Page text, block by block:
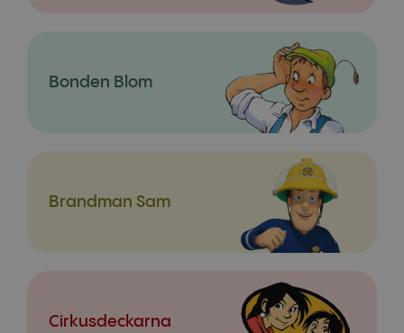
Bonden Blom
Brandman Sam
Cirkusdeckarna